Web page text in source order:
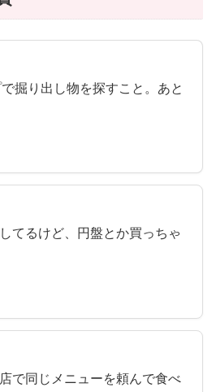
掘り出し物を探すこと。あと
てるけど、円盤とか買っちゃ
で同じメニューを頼んで食べ